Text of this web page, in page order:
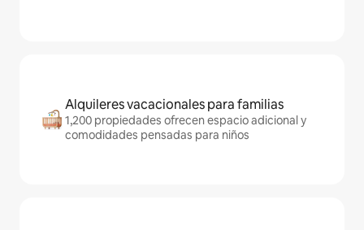
Alquileres vacacionales para familias
1,200 propiedades ofrecen espacio adicional y
comodidades pensadas para niños